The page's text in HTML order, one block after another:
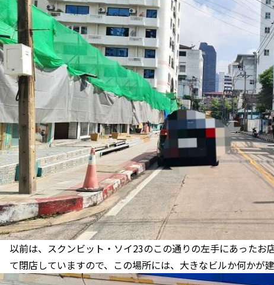
以前は、スクンビット・ソイ23のこの通りの左手にあったお
て閉店していますので、この場所には、大きなビルか何かが